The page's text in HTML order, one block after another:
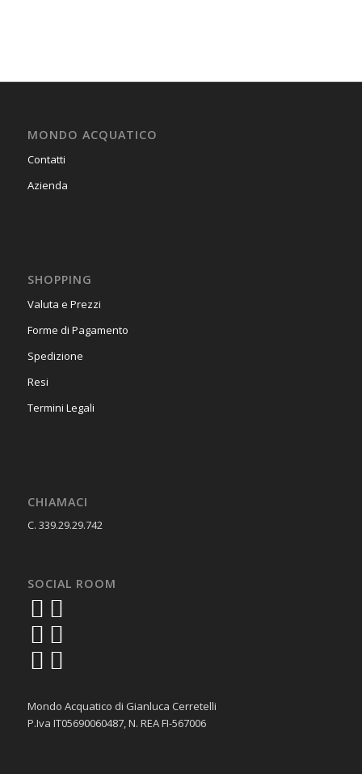
MONDO ACQUATICO
Contatti
Azienda
SHOPPING
Valuta e Prezzi
Forme di Pagamento
Spedizione
Resi
Termini Legali
CHIAMACI
C. 339.29.29.742
SOCIAL ROOM
Mondo Acquatico di Gianluca Cerretelli
P.Iva IT05690060487, N. REA FI-567006